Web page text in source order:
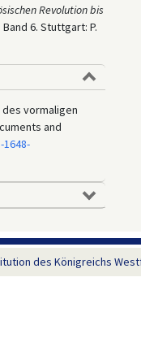
Revolution bis
6. Stuttgart: P.
vormaligen
and
des Königreichs